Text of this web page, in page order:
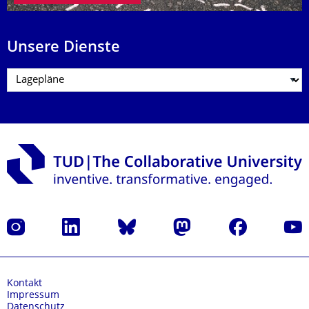
Unsere Dienste
Instagram LinkedIn Bluesky Mastodon Facebook
Kontakt
Impressum